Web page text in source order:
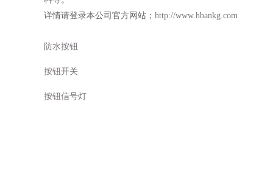
详情请登录本公司官方网站； http://www.hbankg.com
防水按钮
按钮开关
按钮信号灯